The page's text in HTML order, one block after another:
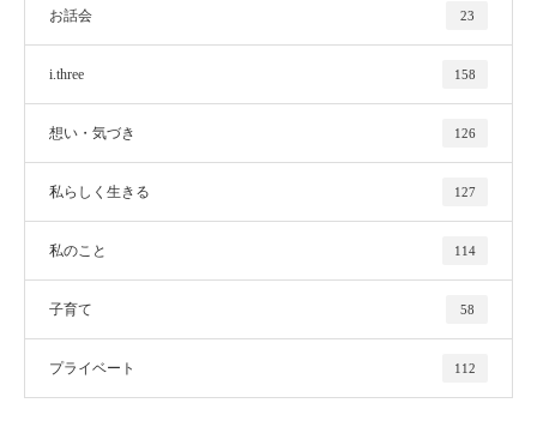
お話会 23
i.three 158
想い・気づき 126
私らしく生きる 127
私のこと 114
子育て 58
プライベート 112